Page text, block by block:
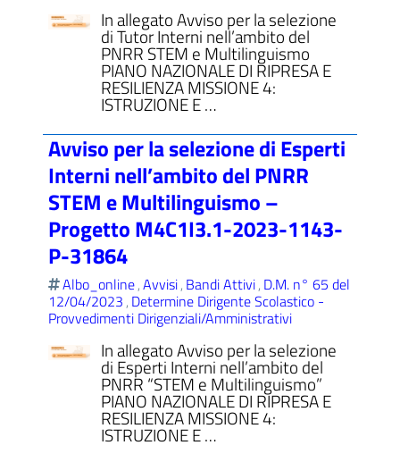
In allegato Avviso per la selezione
di Tutor Interni nell’ambito del
PNRR STEM e Multilinguismo
PIANO NAZIONALE DI RIPRESA E
RESILIENZA MISSIONE 4:
ISTRUZIONE E …
Avviso per la selezione di Esperti
Interni nell’ambito del PNRR
STEM e Multilinguismo –
Progetto M4C1I3.1-2023-1143-
P-31864
Albo_online,Avvisi, Bandi Attivi, D.M. n° 65 del
12/04/2023, Determine Dirigente Scolastico -
Provvedimenti Dirigenziali/Amministrativi
In allegato Avviso per la selezione
di Esperti Interni nell’ambito del
PNRR “STEM e Multilinguismo”
PIANO NAZIONALE DI RIPRESA E
RESILIENZA MISSIONE 4:
ISTRUZIONE E …